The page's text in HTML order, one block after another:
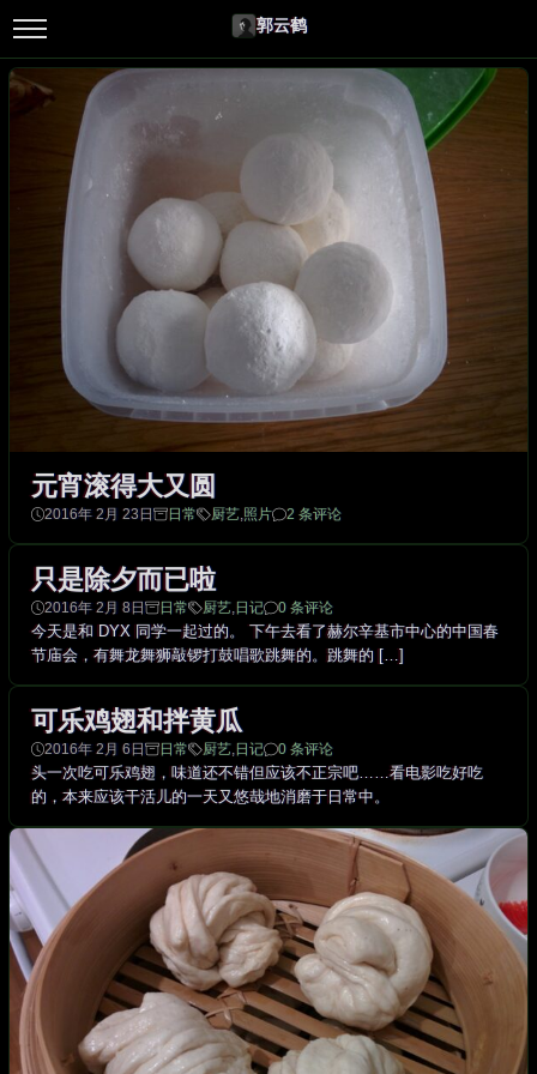
郭云鹤
元宵滚得大又圆
2016年 2月 23日 日常 厨艺 照片 2 条评论
只是除夕而已啦
2016年 2月 8日 日常 厨艺 日记
0 条评论
今天是和 DYX 同学一起过的。 下午去看了赫尔辛基市中心的中国春
节庙会，有舞龙舞狮敲锣打鼓唱歌跳舞的。跳舞的 […]
可乐鸡翅和拌黄瓜
2016年 2月 6日 日常 厨艺 日记
0 条评论
头一次吃可乐鸡翅，味道还不错但应该不正宗吧……看电影吃好吃
的，本来应该干活儿的一天又悠哉地消磨于日常中。